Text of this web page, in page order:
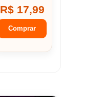
R$ 17,99
Comprar